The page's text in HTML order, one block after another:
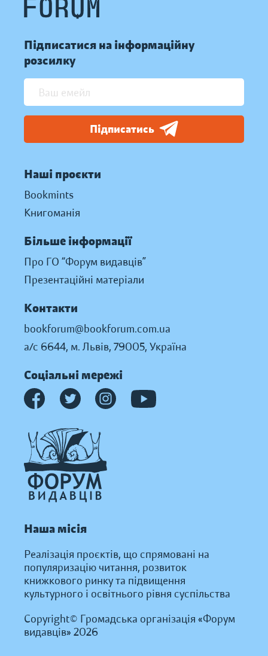
Підписатися на інформаційну
розсилку
Підписатись
Наші проєкти
Bookmints
Книгоманія
Більше інформації
Про ГО “Форум видавців”
Презентаційні матеріали
Контакти
bookforum@bookforum.com.ua
а/с 6644, м. Львів, 79005, Україна
Соціальні мережі
Наша місія
Реалізація проєктів, що спрямовані на
популяризацію читання, розвиток
книжкового ринку та підвищення
культурного і освітнього рівня суспільства
Copyright© Громадська організація «Форум
видавців» 2026